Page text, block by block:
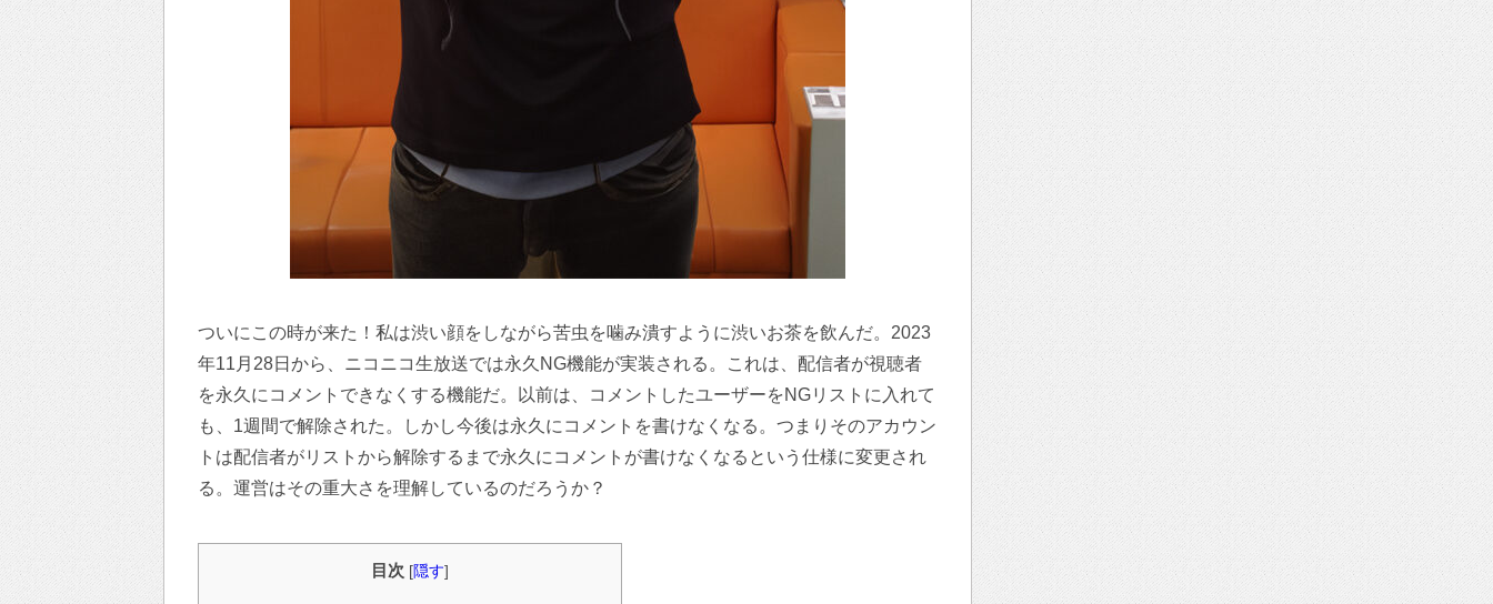
ついにこの時が来た！私は渋い顔をしながら苦虫を噛み潰すように渋いお茶を飲んだ。2023
年11月28日から、ニコニコ生放送では永久NG機能が実装される。これは、配信者が視聴者
を永久にコメントできなくする機能だ。以前は、コメントしたユーザーをNGリストに入れて
も、1週間で解除された。しかし今後は永久にコメントを書けなくなる。つまりそのアカウン
トは配信者がリストから解除するまで永久にコメントが書けなくなるという仕様に変更され
る。運営はその重大さを理解しているのだろうか？
目次 [隠す]